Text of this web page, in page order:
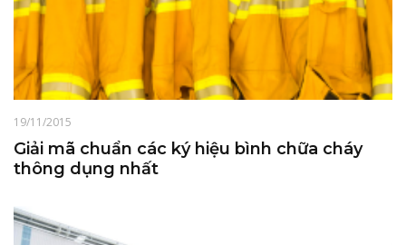
19/11/2015
Giải mã chuẩn các ký hiệu bình chữa cháy
thông dụng nhất